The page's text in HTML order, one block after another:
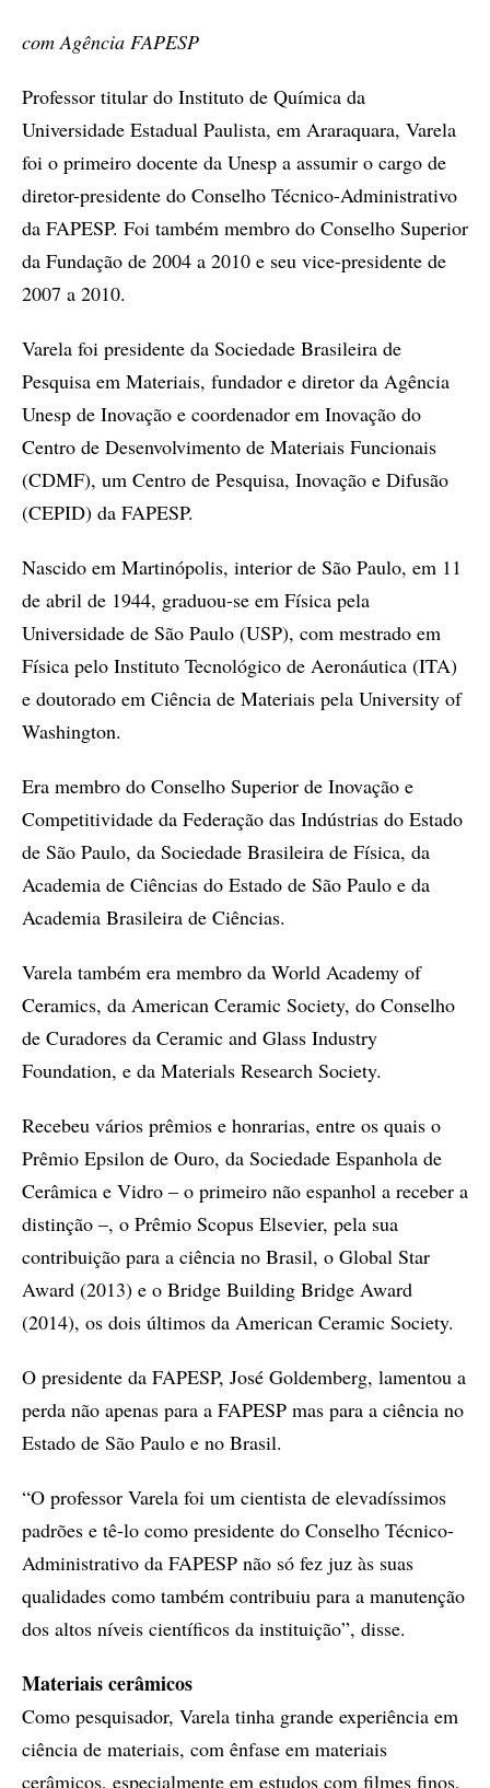
com Agência FAPESP
Professor titular do Instituto de Química da
Universidade Estadual Paulista, em Araraquara, Varela
foi o primeiro docente da Unesp a assumir o cargo de
diretor-presidente do Conselho Técnico-Administrativo
da FAPESP. Foi também membro do Conselho Superior
da Fundação de 2004 a 2010 e seu vice-presidente de
2007 a 2010.
Varela foi presidente da Sociedade Brasileira de
Pesquisa em Materiais, fundador e diretor da Agência
Unesp de Inovação e coordenador em Inovação do
Centro de Desenvolvimento de Materiais Funcionais
(CDMF), um Centro de Pesquisa, Inovação e Difusão
(CEPID) da FAPESP.
Nascido em Martinópolis, interior de São Paulo, em 11
de abril de 1944, graduou-se em Física pela
Universidade de São Paulo (USP), com mestrado em
Física pelo Instituto Tecnológico de Aeronáutica (ITA)
e doutorado em Ciência de Materiais pela University of
Washington.
Era membro do Conselho Superior de Inovação e
Competitividade da Federação das Indústrias do Estado
de São Paulo, da Sociedade Brasileira de Física, da
Academia de Ciências do Estado de São Paulo e da
Academia Brasileira de Ciências.
Varela também era membro da World Academy of
Ceramics, da American Ceramic Society, do Conselho
de Curadores da Ceramic and Glass Industry
Foundation, e da Materials Research Society.
Recebeu vários prêmios e honrarias, entre os quais o
Prêmio Epsilon de Ouro, da Sociedade Espanhola de
Cerâmica e Vidro – o primeiro não espanhol a receber a
distinção –, o Prêmio Scopus Elsevier, pela sua
contribuição para a ciência no Brasil, o Global Star
Award (2013) e o Bridge Building Bridge Award
(2014), os dois últimos da American Ceramic Society.
O presidente da FAPESP, José Goldemberg, lamentou a
perda não apenas para a FAPESP mas para a ciência no
Estado de São Paulo e no Brasil.
“O professor Varela foi um cientista de elevadíssimos
padrões e tê-lo como presidente do Conselho Técnico-
Administrativo da FAPESP não só fez juz às suas
qualidades como também contribuiu para a manutenção
dos altos níveis científicos da instituição”, disse.
Materiais cerâmicos
Como pesquisador, Varela tinha grande experiência em
ciência de materiais, com ênfase em materiais
cerâmicos, especialmente em estudos com filmes finos,